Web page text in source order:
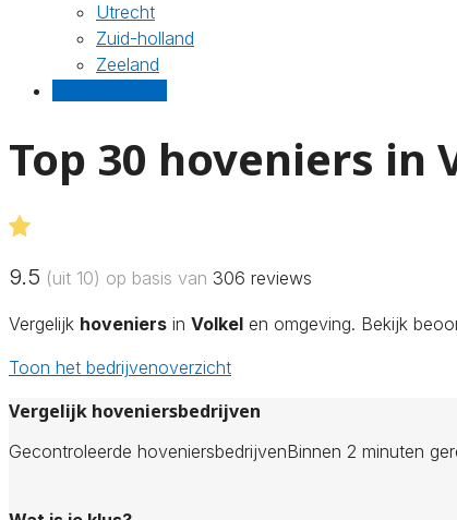
Utrecht
Zuid-holland
Zeeland
Top 30 hoveniers in
9.5 (uit 10) op basis van 306 reviews
Vergelijk hoveniers in Volkel en omgeving. Bekijk
Toon het bedrijvenoverzicht
Vergelijk hoveniersbedrijven
Gecontroleerde hoveniersbedrijvenBinnen 2 minuten